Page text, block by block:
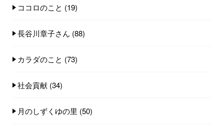
ココロのこと (19)
長谷川章子さん (88)
カラダのこと (73)
社会貢献 (34)
月のしずくゆの里 (50)